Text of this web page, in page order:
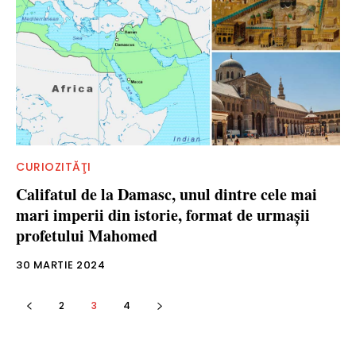
CURIOZITĂŢI
Califatul de la Damasc, unul dintre cele mai
mari imperii din istorie, format de urmaşii
profetului Mahomed
30 MARTIE 2024
2 3 4